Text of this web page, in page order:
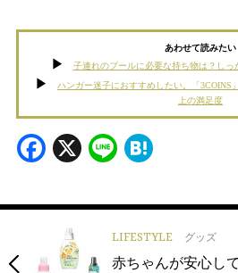
あわせて読みたい
子連れのプールに必要な持ち物は？しっ
ハンガー迷子におすすめしたい。「3COINS
上の満足度
Facebook
X Line
LIFESTYLE グッズ
赤ちゃんが安心し